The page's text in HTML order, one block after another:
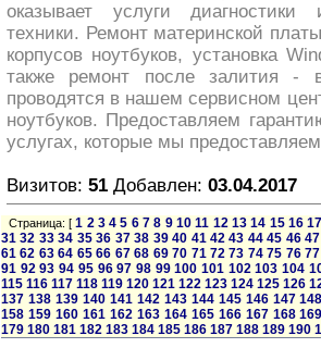
оказывает услуги
техники. Ремонт материнской
корпусов ноутбуков, установка
также ремонт после залития -
проводятся в нашем сервисном
ноутбуков. Предоставляем
услугах, которые мы
Визитов: 51 Добавлен: 03.04.2017
Страница: [1 2 3 4 5 6 7 8 9 10 11 12 13 14 15 16
31 32 33 34 35 36 37 38 39 40 41 42 43 44 45 46 47
61 62 63 64 65 66 67 68 69 70 71 72 73 74 75 76 77
91 92 93 94 95 96 97 98 99 100 101 102 103 104
115 116 117 118 119 120 121 122 123 124 125 126
137 138 139 140 141 142 143 144 145 146 147
158 159 160 161 162 163 164 165 166 167 168
179 180 181 182 183 184 185 186 187 188 189 190